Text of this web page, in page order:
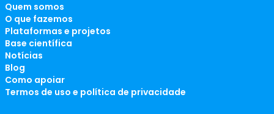
Quem somos
O que fazemos
Plataformas e projetos
Base científica
Notícias
Blog
Como apoiar
Termos de uso e política de privacidade